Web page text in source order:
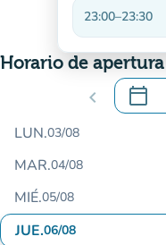
23:00–23:30
Horario de apertura
chevron_left calendar_today
.
LUN.03/08
MAR.04/08
MIÉ.05/08
JUE.06/08